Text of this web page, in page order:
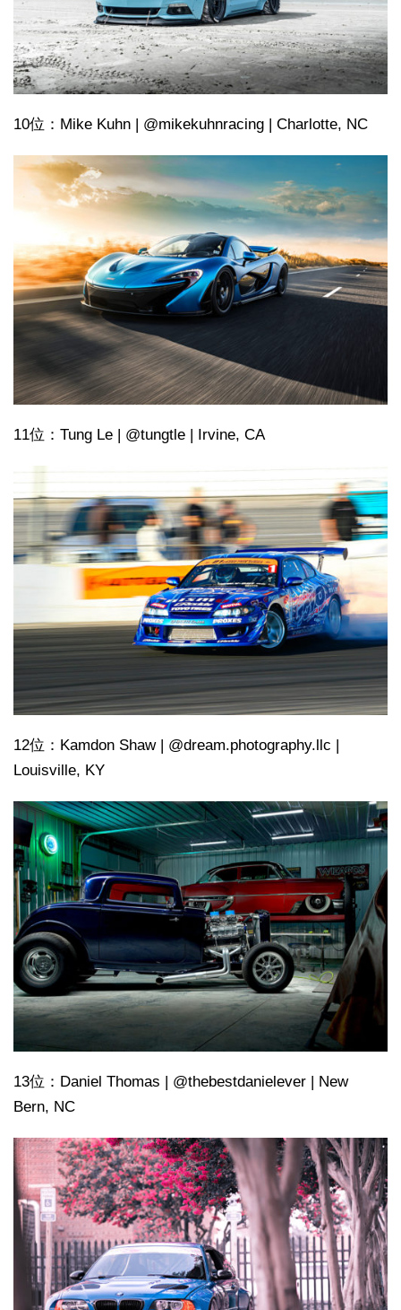
10位：Mike Kuhn | @mikekuhnracing | Charlotte, NC
11位：Tung Le | @tungtle | Irvine, CA
12位：Kamdon Shaw | @dream.photography.llc |
Louisville, KY
13位：Daniel Thomas | @thebestdanielever | New
Bern, NC